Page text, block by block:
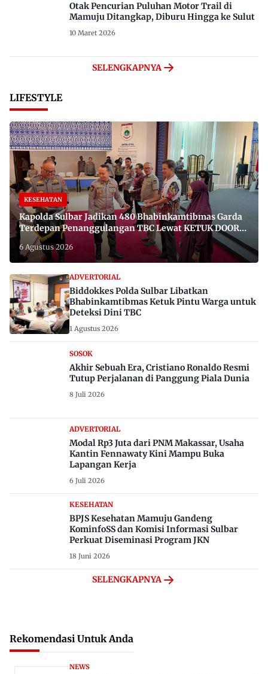
Otak Pencurian Puluhan Motor Trail di
Mamuju Ditangkap, Diburu Hingga ke Sulut
10 Maret 2026
SELENGKAPNYA
LIFESTYLE
KESEHATAN
Kapolda Sulbar Jadikan 480 Bhabinkamtibmas Garda
Terdepan Penanggulangan TBC Lewat KETUK DOORS
di 650 Desa
6 Agustus 2026
ADVERTORIAL
Biddokkes Polda Sulbar Libatkan
Bhabinkamtibmas Ketuk Pintu Warga untuk
Deteksi Dini TBC
1 Agustus 2026
SOSOK
Akhir Sebuah Era, Cristiano Ronaldo Resmi
Tutup Perjalanan di Panggung Piala Dunia
8 Juli 2026
ADVERTORIAL
Modal Rp3 Juta dari PNM Makassar, Usaha
Kantin Fennawaty Kini Mampu Buka
Lapangan Kerja
6 Juli 2026
KESEHATAN
BPJS Kesehatan Mamuju Gandeng
KominfoSS dan Komisi Informasi Sulbar
Perkuat Diseminasi Program JKN
18 Juni 2026
SELENGKAPNYA
Rekomendasi Untuk Anda
NEWS